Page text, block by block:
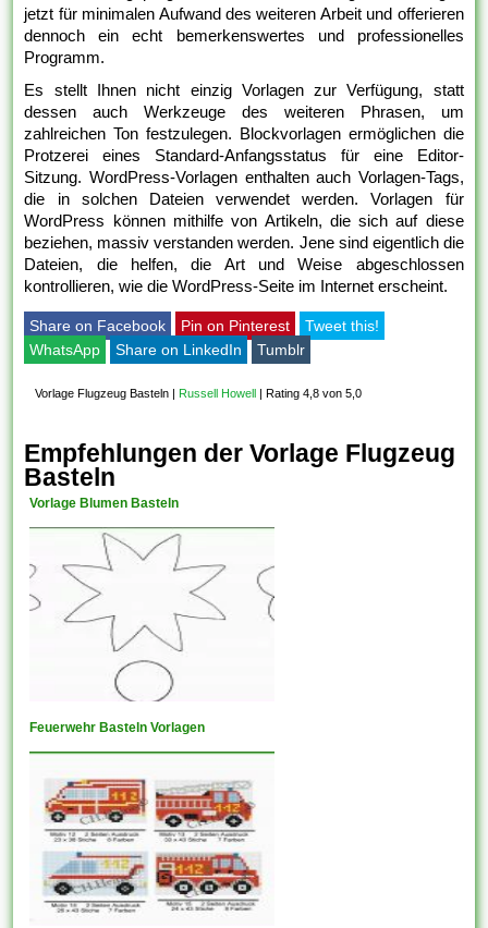
jetzt für minimalen Aufwand des weiteren Arbeit und offerieren
dennoch ein echt bemerkenswertes und professionelles
Programm.
Es stellt Ihnen nicht einzig Vorlagen zur Verfügung, statt
dessen auch Werkzeuge des weiteren Phrasen, um
zahlreichen Ton festzulegen. Blockvorlagen ermöglichen die
Protzerei eines Standard-Anfangsstatus für eine Editor-
Sitzung. WordPress-Vorlagen enthalten auch Vorlagen-Tags,
die in solchen Dateien verwendet werden. Vorlagen für
WordPress können mithilfe von Artikeln, die sich auf diese
beziehen, massiv verstanden werden. Jene sind eigentlich die
Dateien, die helfen, die Art und Weise abgeschlossen
kontrollieren, wie die WordPress-Seite im Internet erscheint.
Share on Facebook Pin on Pinterest
Tweet this!
WhatsApp
Share on LinkedIn Tumblr
Vorlage Flugzeug Basteln | Russell Howell |Rating 4,8 von 5,0
Empfehlungen der Vorlage Flugzeug
Basteln
Vorlage Blumen Basteln
Feuerwehr Basteln Vorlagen